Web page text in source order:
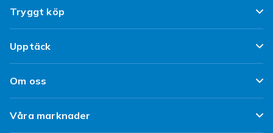
Vanliga frågor
Spåra paket
Ångra & Returnera här
Leverans
Tryggt köp
Nöjd kund-löfte
Kundrecensioner
Begagnat / Refurbished
Upptäck
Populära kategorier
Designa egna kläder
Om oss
Om Fyndiq
Våra marknader